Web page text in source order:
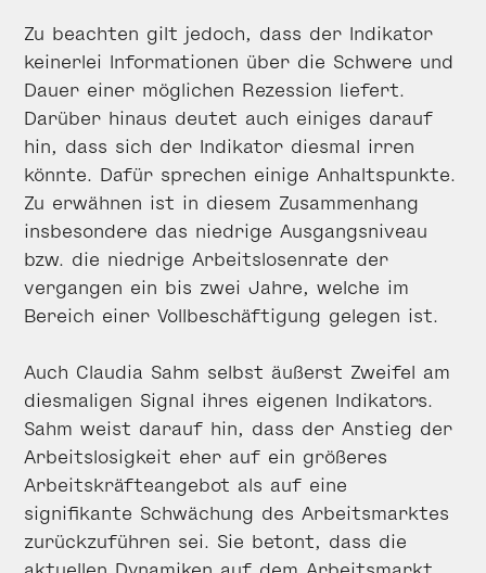
Zu beachten gilt jedoch, dass der Indikator
keinerlei Informationen über die Schwere und
Dauer einer möglichen Rezession liefert.
Darüber hinaus deutet auch einiges darauf
hin, dass sich der Indikator diesmal irren
könnte. Dafür sprechen einige Anhaltspunkte.
Zu erwähnen ist in diesem Zusammenhang
insbesondere das niedrige Ausgangsniveau
bzw. die niedrige Arbeitslosenrate der
vergangen ein bis zwei Jahre, welche im
Bereich einer Vollbeschäftigung gelegen ist.
Auch Claudia Sahm selbst äußerst Zweifel am
diesmaligen Signal ihres eigenen Indikators.
Sahm weist darauf hin, dass der Anstieg der
Arbeitslosigkeit eher auf ein größeres
Arbeitskräfteangebot als auf eine
signifikante Schwächung des Arbeitsmarktes
zurückzuführen sei. Sie betont, dass die